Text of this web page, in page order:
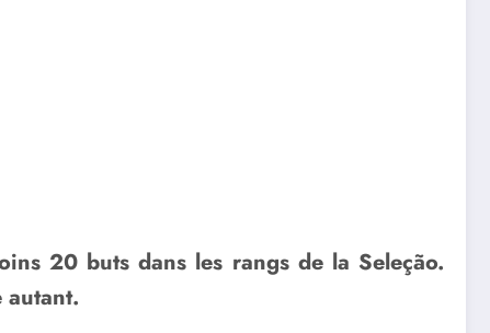
20 buts dans les rangs de la Seleção.
autant.